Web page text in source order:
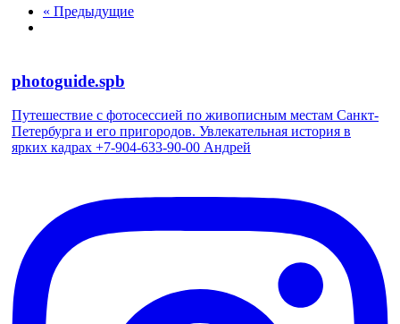
« Предыдущие
photoguide.spb
Путешествие с фотосессией по живописным местам Санкт-
Петербурга и его пригородов. Увлекательная история в
ярких кадрах +7-904-633-90-00 Андрей